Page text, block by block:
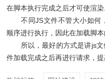
在脚本执行完成之后才可使渲染
不同JS文件不管大小如何
顺序进行执行，因此在加载脚
所以，最好的方式是讲js文
件加载完成之后再进行请求，提